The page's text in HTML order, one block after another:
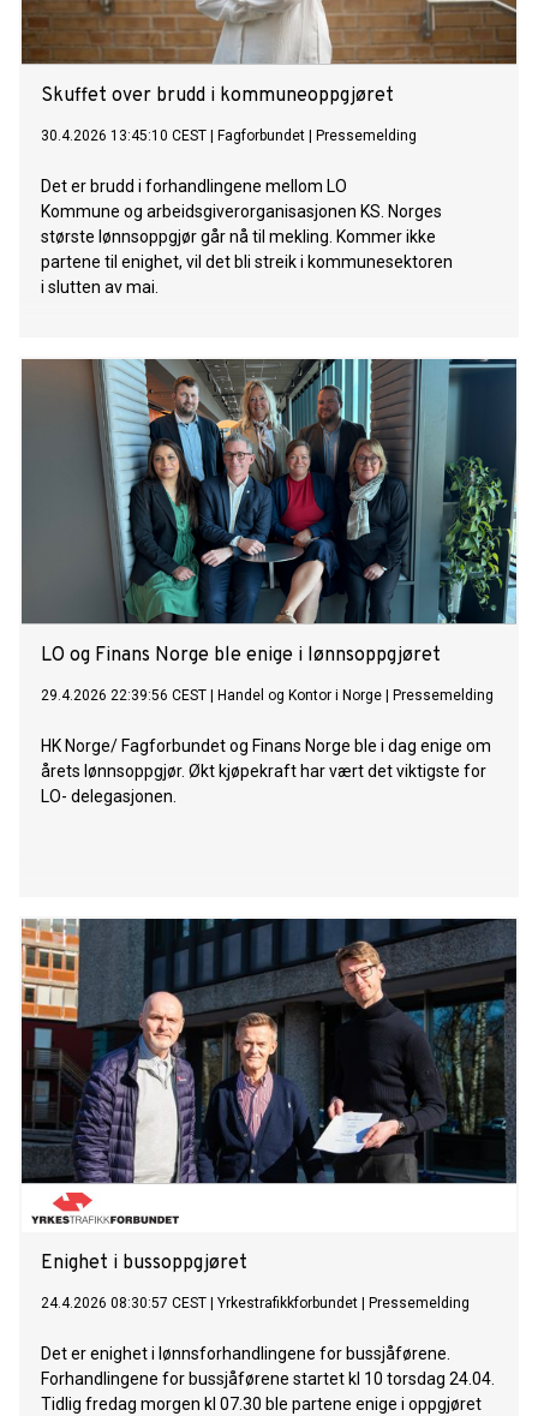
Skuffet over brudd i kommuneoppgjøret
30.4.2026 13:45:10 CEST Fagforbundet Pressemelding
Det er brudd i forhandlingene mellom LO
Kommune og arbeidsgiverorganisasjonen KS. Norges
største lønnsoppgjør går nå til mekling. Kommer ikke
partene til enighet, vil det bli streik i kommunesektoren
i slutten av mai.
LO og Finans Norge ble enige i lønnsoppgjøret
29.4.2026 22:39:56 CEST Handel og Kontor i Norge Pressemelding
HK Norge/ Fagforbundet og Finans Norge ble i dag enige om
årets lønnsoppgjør. Økt kjøpekraft har vært det viktigste for
LO- delegasjonen.
Enighet i bussoppgjøret
24.4.2026 08:30:57 CEST Yrkestrafikkforbundet Pressemelding
Det er enighet i lønnsforhandlingene for bussjåførene.
Forhandlingene for bussjåførene startet kl 10 torsdag 24.04.
Tidlig fredag morgen kl 07.30 ble partene enige i oppgjøret